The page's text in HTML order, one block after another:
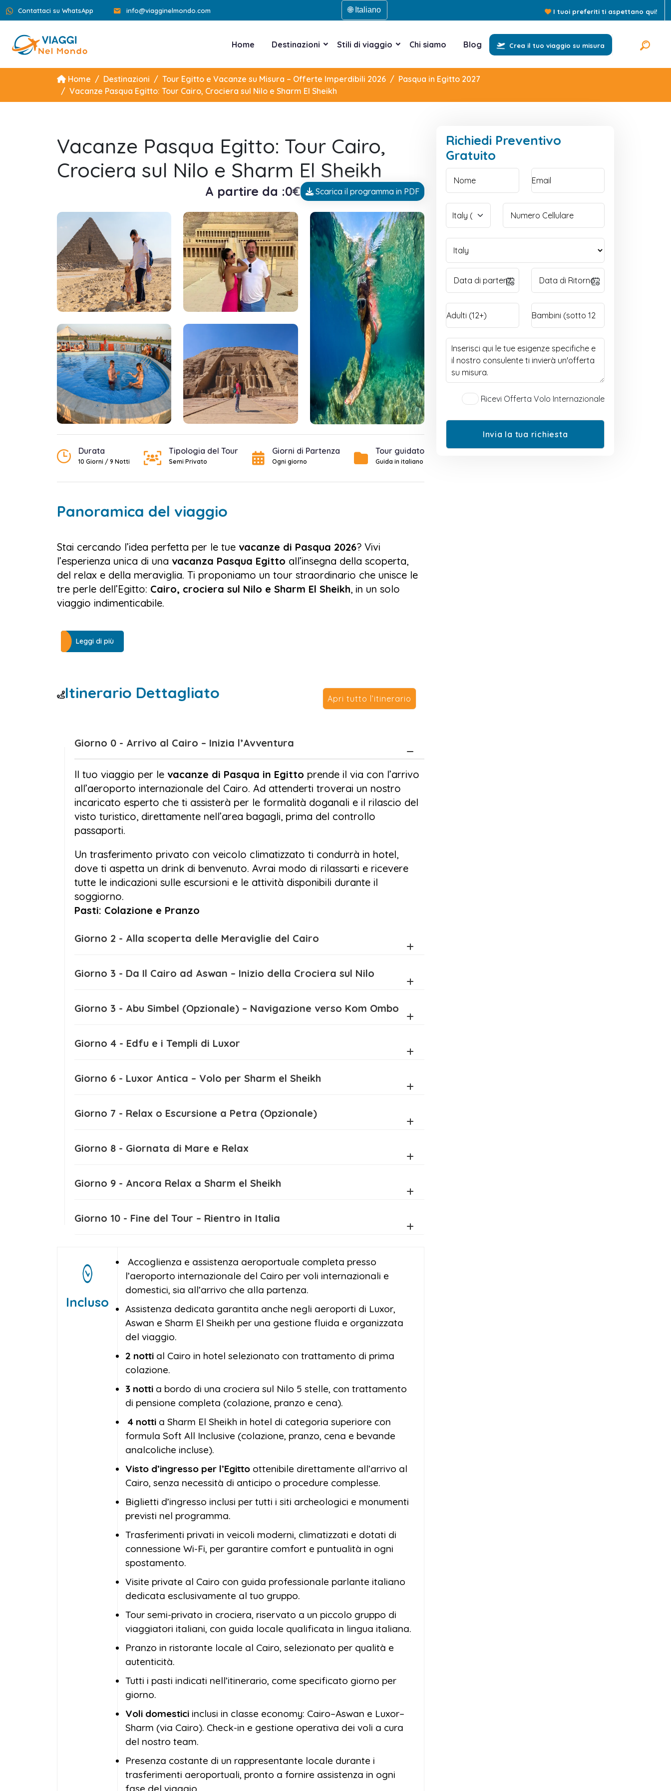
Contattaci su WhatsApp info@viagginelmondo.com 🌐 Italiano I tuoi preferiti ti aspettano qui!
Home Destinazioni Stili di viaggio Chi siamo Blog Crea il tuo viaggio su misura
Home Destinazioni Tour Egitto e Vacanze su Misura – Offerte Imperdibili 2026
Pasqua in Egitto 2027
Vacanze Pasqua Egitto: Tour Cairo, Crociera sul Nilo e Sharm El Sheikh
Vacanze Pasqua Egitto: Tour Cairo,
Crociera sul Nilo e Sharm El Sheikh
A partire da :0€ Scarica il programma in PDF
Durata
10 Giorni / 9 Notti
Tipologia del Tour
Semi Privato
Giorni di Partenza
Ogni giorno
Tour guidato
Guida in italiano
Panoramica del viaggio
Stai cercando l’idea perfetta per le tue vacanze di Pasqua 2026? Vivi
l’esperienza unica di una vacanza Pasqua Egitto all’insegna della scoperta,
del relax e della meraviglia. Ti proponiamo un tour straordinario che unisce le
tre perle dell’Egitto: Cairo, crociera sul Nilo e Sharm El Sheikh, in un solo
viaggio indimenticabile.
scoperta dell’antica civiltà faraonica partendo dal
imponenti ,Piramidi di Giza
visiterai templi millenari comeTempio di Philae Tempio di Kom Ombo,Tempio
, cullato dalle acque del fiume più famoso
Ma levacanze di Pasqua in Egittonon finiscono qui: dopo tanta cultura e
storia, ti aspetta il meritato relax sulle spiagge da sogno diSharm El Sheikh, tra
immersioni nella barriera corallina, snorkeling, deserto e tramonti mozzafiato
sul Mar Rosso. Avrai anche la possibilità di aggiungere escursioni uniche come
la visita ai Templi diAbu Simbelo un incredibile tour nella leggendaria città
Petrain Giordania.
pensato per offrire il massimo comfort, con assistenza dedicata in ogni fase,
voli interni inclusi, sistemazioni di qualità e una guida locale professionale.
Prenota ora le tue
Paese che incanta da millenni. I posti sono limitati e la Pasqua è il momento
viaggiatori italiani.
paradiso!
Leggi di più
Itinerario Dettagliato Apri tutto l’itinerario
Giorno 0 - Arrivo al Cairo – Inizia l’Avventura
Il tuo viaggio per le vacanze di Pasqua in Egitto prende il via con l’arrivo
all’aeroporto internazionale del Cairo. Ad attenderti troverai un nostro
incaricato esperto che ti assisterà per le formalità doganali e il rilascio del
visto turistico, direttamente nell’area bagagli, prima del controllo
passaporti.
Un trasferimento privato con veicolo climatizzato ti condurrà in hotel,
dove ti aspetta un drink di benvenuto. Avrai modo di rilassarti e ricevere
tutte le indicazioni sulle escursioni e le attività disponibili durante il
soggiorno.
Pasti: Colazione e Pranzo
Giorno 2 - Alla scoperta delle Meraviglie del Cairo
Giorno 3 - Da Il Cairo ad Aswan – Inizio della Crociera sul Nilo
Giorno 3 - Abu Simbel (Opzionale) – Navigazione verso Kom Ombo
Giorno 4 - Edfu e i Templi di Luxor
Giorno 6 - Luxor Antica – Volo per Sharm el Sheikh
Giorno 7 - Relax o Escursione a Petra (Opzionale)
Giorno 8 - Giornata di Mare e Relax
Giorno 9 - Ancora Relax a Sharm el Sheikh
Giorno 10 - Fine del Tour – Rientro in Italia
Incluso
Accoglienza e assistenza aeroportuale completa presso
l’aeroporto internazionale del Cairo per voli internazionali e
domestici, sia all’arrivo che alla partenza.
Assistenza dedicata garantita anche negli aeroporti di Luxor,
Aswan e Sharm El Sheikh per una gestione fluida e organizzata
del viaggio.
2 notti al Cairo in hotel selezionato con trattamento di prima
colazione.
3 notti a bordo di una crociera sul Nilo 5 stelle, con trattamento
di pensione completa (colazione, pranzo e cena).
4 notti a Sharm El Sheikh in hotel di categoria superiore con
formula Soft All Inclusive (colazione, pranzo, cena e bevande
analcoliche incluse).
Visto d’ingresso per l’Egitto ottenibile direttamente all’arrivo al
Cairo, senza necessità di anticipo o procedure complesse.
Biglietti d’ingresso inclusi per tutti i siti archeologici e monumenti
previsti nel programma.
Trasferimenti privati in veicoli moderni, climatizzati e dotati di
connessione Wi-Fi, per garantire comfort e puntualità in ogni
spostamento.
Visite private al Cairo con guida professionale parlante italiano
dedicata esclusivamente al tuo gruppo.
Tour semi-privato in crociera, riservato a un piccolo gruppo di
viaggiatori italiani, con guida locale qualificata in lingua italiana.
Pranzo in ristorante locale al Cairo, selezionato per qualità e
autenticità.
Tutti i pasti indicati nell’itinerario, come specificato giorno per
giorno.
Voli domestici inclusi in classe economy: Cairo–Aswan e Luxor–
Sharm (via Cairo). Check-in e gestione operativa dei voli a cura
del nostro team.
Presenza costante di un rappresentante locale durante i
trasferimenti aeroportuali, pronto a fornire assistenza in ogni
fase del viaggio.
Richiedi Preventivo
Gratuito
Ricevi Offerta Volo Internazionale